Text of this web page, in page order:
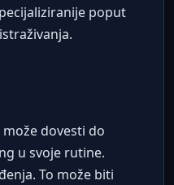
poput
dovesti do
u svoje rutine.
To može biti